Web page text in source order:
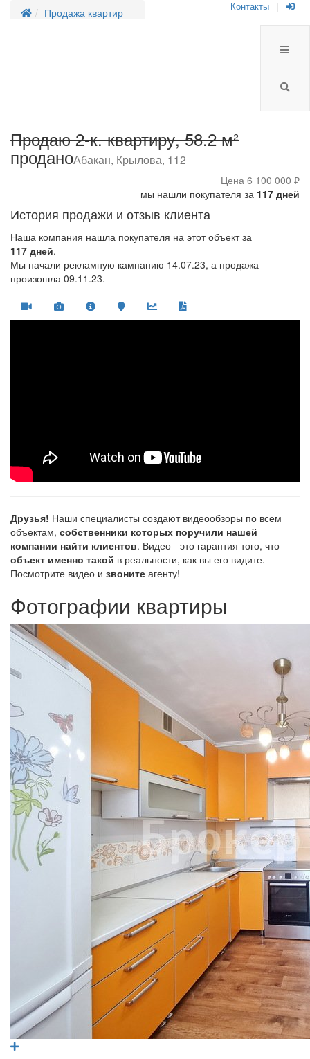
Продажа квартир Контакты |
Продаю 2-к. квартиру, 58.2 м²
проданоАбакан, Крылова, 112
Цена6 100 000 ₽
мы нашли покупателя за 117 дней
История продажи и отзыв клиента
Наша компания нашла покупателя на этот объект за
117 дней.
Мы начали рекламную кампанию 14.07.23, а продажа
произошла 09.11.23.
Друзья! Наши специалисты создают видеообзоры по всем
объектам, собственники которых поручили нашей
компании найти клиентов. Видео - это гарантия того, что
объект именно такой в реальности, как вы его видите.
Посмотрите видео и звоните агенту!
Фотографии квартиры